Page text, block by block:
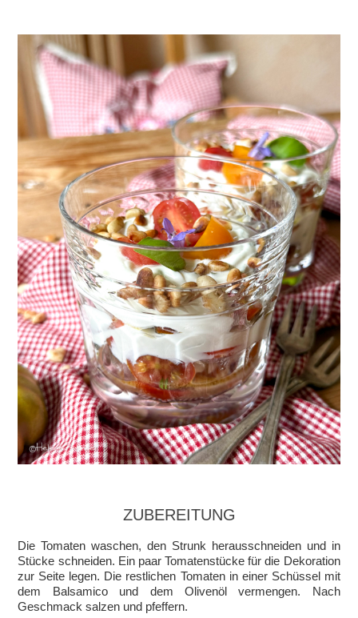
ZUBEREITUNG
Die Tomaten waschen, den Strunk herausschneiden und in
Stücke schneiden. Ein paar Tomatenstücke für die Dekoration
zur Seite legen. Die restlichen Tomaten in einer Schüssel mit
dem Balsamico und dem Olivenöl vermengen. Nach
Geschmack salzen und pfeffern.